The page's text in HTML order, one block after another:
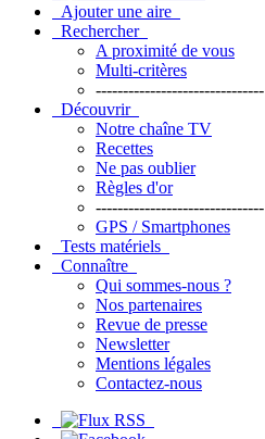
Ajouter une aire
Rechercher
A proximité de vous
Multi-critères
-------------------------------
Découvrir
Notre chaîne TV
Recettes
Ne pas oublier
Règles d'or
-------------------------------
GPS / Smartphones
Tests matériels
Connaître
Qui sommes-nous ?
Nos partenaires
Revue de presse
Newsletter
Mentions légales
Contactez-nous